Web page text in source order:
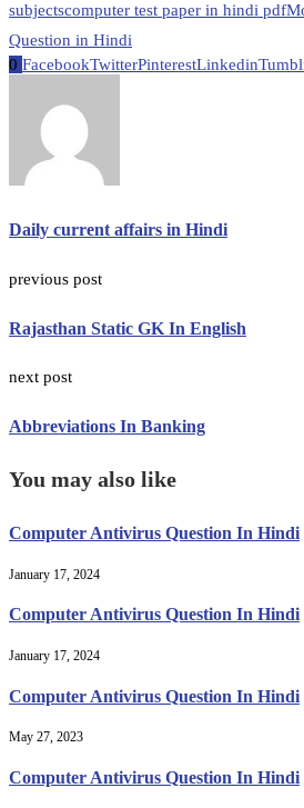
subjectscomputer test paper in hindi pdf
Question in Hindi
0 FacebookTwitterPinterestLinkedin
Daily current affairs in Hindi
previous post
Rajasthan Static GK In English
next post
Abbreviations In Banking
You may also like
Computer Antivirus Question In Hindi
January 17, 2024
Computer Antivirus Question In Hindi
January 17, 2024
Computer Antivirus Question In Hindi
May 27, 2023
Computer Antivirus Question In Hindi